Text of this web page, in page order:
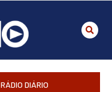
RÁDIO DIÁRIO